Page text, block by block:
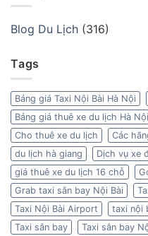
Blog Du Lịch (316)
Tags
Bảng giá Taxi Nội Bài Hà Nội
Bảng giá thuê xe du lịch Hà Nội
Cho thuê xe du lịch
Các
du lịch hà giang
Dịch vụ xe
giá thuê xe du lịch 16 chỗ
Grab taxi sân bay Nội Bài
Taxi Nội Bài Airport
taxi nội
Taxi sân bay
Taxi sân bay